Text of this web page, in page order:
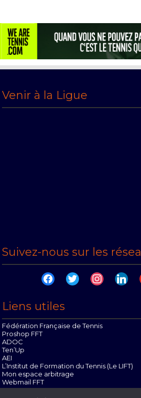
Venir à la Ligue
Suivez-nous sur les
facebooktwitter instagramlinkedin
Liens utiles
Fédération Française de Tennis
Proshop FFT
ADOC
Ten’Up
AEI
L’Institut de Formation du Tennis (Le LIFT)
Mon espace arbitrage
Webmail FFT
Offres d’emploi